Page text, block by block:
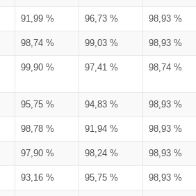
91,99 % 96,73 % 98,93 %
98,74 % 99,03 % 98,93 %
99,90 % 97,41 % 98,74 %
95,75 % 94,83 % 98,93 %
98,78 % 91,94 % 98,93 %
97,90 % 98,24 % 98,93 %
93,16 % 95,75 % 98,93 %